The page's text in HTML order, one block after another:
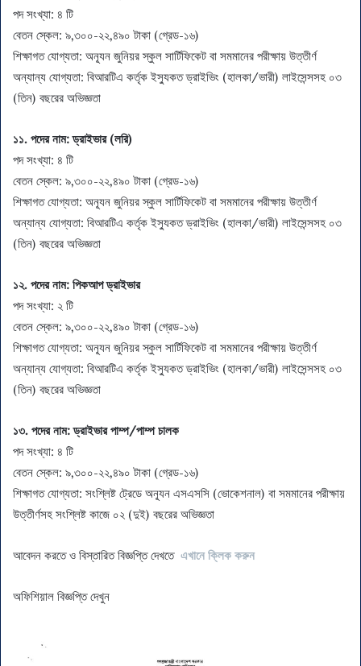
পদ সংখ্যা: ৪ টি
বেতন স্কেল: ৯,৩০০-২২,৪৯০ টাকা (গ্রেড-১৬)
শিক্ষাগত যোগ্যতা: অন্যূন জুনিয়র স্কুল সার্টিফিকেট বা সমমানের পরীক্ষায় উত্তীর্ণ
অন্যান্য যোগ্যতা: বিআরটিএ কর্তৃক ইস্যুকত ড্রাইভিং (হালকা/ভারী) লাইসেন্সসহ ০৩
(তিন) বছরের অভিজ্ঞতা
১১. পদের নাম:ড্রাইভার (লরি)
পদ সংখ্যা: ৪ টি
বেতন স্কেল: ৯,৩০০-২২,৪৯০ টাকা (গ্রেড-১৬)
শিক্ষাগত যোগ্যতা: অন্যূন জুনিয়র স্কুল সার্টিফিকেট বা সমমানের পরীক্ষায় উত্তীর্ণ
অন্যান্য যোগ্যতা: বিআরটিএ কর্তৃক ইস্যুকত ড্রাইভিং (হালকা/ভারী) লাইসেন্সসহ ০৩
(তিন) বছরের অভিজ্ঞতা
১২. পদের নাম: পিকআপ ড্রাইভার
পদ সংখ্যা: ২ টি
বেতন স্কেল: ৯,৩০০-২২,৪৯০ টাকা (গ্রেড-১৬)
শিক্ষাগত যোগ্যতা: অন্যূন জুনিয়র স্কুল সার্টিফিকেট বা সমমানের পরীক্ষায় উত্তীর্ণ
অন্যান্য যোগ্যতা: বিআরটিএ কর্তৃক ইস্যুকত ড্রাইভিং (হালকা/ভারী) লাইসেন্সসহ ০৩
(তিন) বছরের অভিজ্ঞতা
১৩. পদের নাম:ড্রাইভার পাম্প/পাম্প চালক
পদ সংখ্যা: ৪ টি
বেতন স্কেল: ৯,৩০০-২২,৪৯০ টাকা (গ্রেড-১৬)
শিক্ষাগত যোগ্যতা: সংশ্লিষ্ট ট্রেডে অন্যূন এসএসসি (ভোকেশনাল) বা সমমানের পরীক্ষায়
উত্তীর্ণসহ সংশ্লিষ্ট কাজে ০২ (দুই) বছরের অভিজ্ঞতা
আবেদন করতে ও বিস্তারিত বিজ্ঞপ্তি দেখতে এখানে ক্লিক করুন
অফিশিয়াল বিজ্ঞপ্তি দেখুন